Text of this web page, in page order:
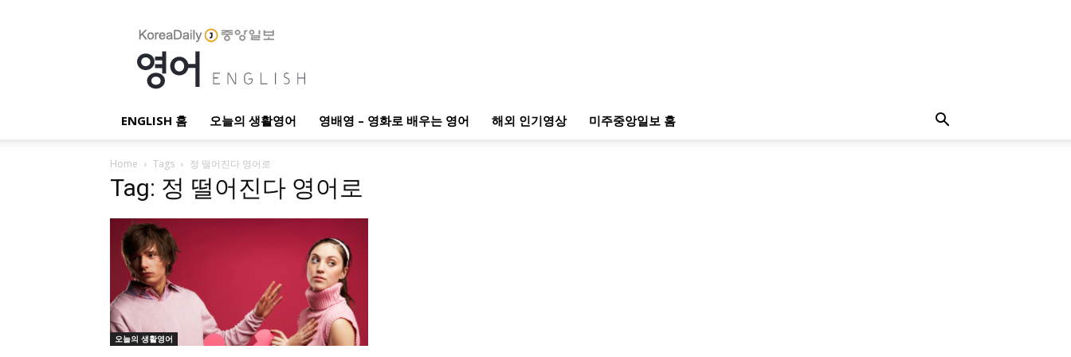
English
ENGLISH 홈 오늘의 생활영어 영배영 – 영화로 배우는 영어 해외 인기영상 미주중앙일보 홈
Home Tags 정 떨어진다 영어로
Tag: 정 떨어진다 영어로
오늘의 생활영어